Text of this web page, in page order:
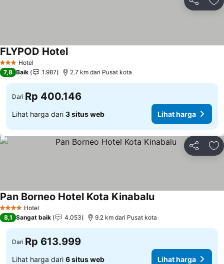
Bagikan
3 BintangHotel
FLYPOD HotelLihat harga
7,8 Baik 1.987 2.7 km dari Pusat kota
Dari Rp 400.146
Lihat harga dari 3 situs web Lihat harga
Bagikan
4 BintangHotel
Pan Borneo Hotel Kota KinabaluLihat harga
8,1 Sangat baik 4.053 9.2 km dari Pusat kota
Dari Rp 613.999
Lihat harga dari 6 situs web Lihat harga